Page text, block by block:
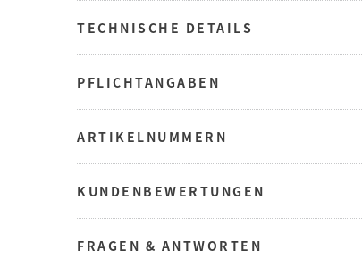
TECHNISCHE DETAILS
PFLICHTANGABEN
ARTIKELNUMMERN
KUNDENBEWERTUNGEN
FRAGEN & ANTWORTEN